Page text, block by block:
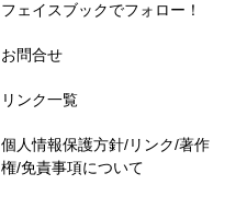
フェイスブックでフォロー！
お問合せ
リンク一覧
個人情報保護方針/リンク/著作
権/免責事項について